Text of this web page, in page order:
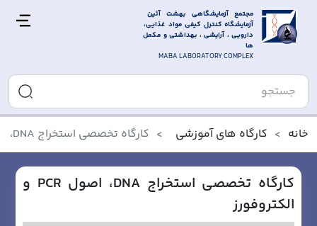
مجتمع آزمایشگاهی بهشت آئین
آزمایشگاه کنترل کیفی مواد غذایی،
دارویی ، آرایشی ، بهداشتی و مکمل
ها
MABA LABORATORY COMPLEX
خانه کارگاه های آموزشی کارگاه تخصصی استخراج DNA، اصول PCR و الکتروفورز
کارگاه تخصصی استخراج DNA، اصول PCR و
الکتروفورز